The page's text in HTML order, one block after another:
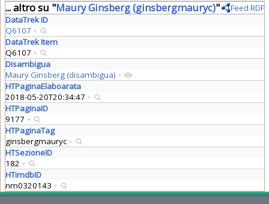
... altro su "Maury Ginsberg (ginsbergmauryc)"
Feed RDF
DataTrek ID
Q6107 +
DataTrek Item
Q6107 +
Disambigua
Maury Ginsberg (disambigua) +
HTPaginaElaboarata
2018-05-20T20:34:47 +
HTPaginaID
9177 +
HTPaginaTag
ginsbergmauryc+
HTSezioneID
182 +
HTimdbID
nm0320143 +